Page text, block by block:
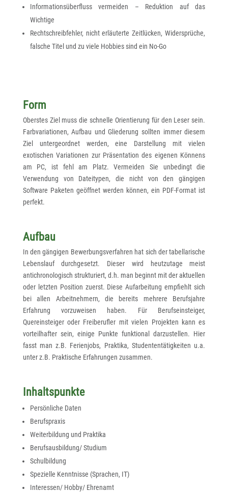
Informationsüberfluss vermeiden – Reduktion auf das
Wichtige
Rechtschreibfehler, nicht erläuterte Zeitlücken, Widersprüche,
falsche Titel und zu viele Hobbies sind ein No-Go
Form
Oberstes Ziel muss die schnelle Orientierung für den Leser sein.
Farbvariationen, Aufbau und Gliederung sollten immer diesem
Ziel untergeordnet werden, eine Darstellung mit vielen
exotischen Variationen zur Präsentation des eigenen Könnens
am PC, ist fehl am Platz. Vermeiden Sie unbedingt die
Verwendung von Dateitypen, die nicht von den gängigen
Software Paketen geöffnet werden können, ein PDF-Format ist
perfekt.
Aufbau
In den gängigen Bewerbungsverfahren hat sich der tabellarische
Lebenslauf durchgesetzt. Dieser wird heutzutage meist
antichronologisch strukturiert, d.h. man beginnt mit der aktuellen
oder letzten Position zuerst. Diese Aufarbeitung empfiehlt sich
bei allen Arbeitnehmern, die bereits mehrere Berufsjahre
Erfahrung vorzuweisen haben. Für Berufseinsteiger,
Quereinsteiger oder Freiberufler mit vielen Projekten kann es
vorteilhafter sein, einige Punkte funktional darzustellen. Hier
fasst man z.B. Ferienjobs, Praktika, Studententätigkeiten u.a.
unter z.B. Praktische Erfahrungen zusammen.
Inhaltspunkte
Persönliche Daten
Berufspraxis
Weiterbildung und Praktika
Berufsausbildung/ Studium
Schulbildung
Spezielle Kenntnisse (Sprachen, IT)
Interessen/ Hobby/ Ehrenamt